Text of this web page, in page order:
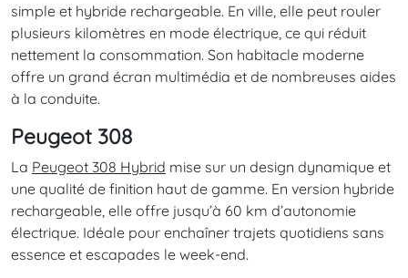
simple et hybride rechargeable. En ville, elle peut rouler
plusieurs kilomètres en mode électrique, ce qui réduit
nettement la consommation. Son habitacle moderne
offre un grand écran multimédia et de nombreuses aides
à la conduite.
Peugeot 308
La Peugeot 308 Hybrid mise sur un design dynamique et
une qualité de finition haut de gamme. En version hybride
rechargeable, elle offre jusqu’à 60 km d’autonomie
électrique. Idéale pour enchaîner trajets quotidiens sans
essence et escapades le week-end.